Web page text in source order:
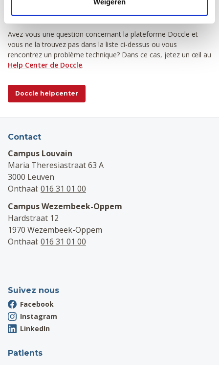
Help Center
Avez-vous une question concernant la plateforme Doccle et
vous ne la trouvez pas dans la liste ci-dessus ou vous
rencontrez un problème technique? Dans ce cas, jetez un œil au
Help Center de Doccle.
Doccle helpcenter
Contact
Campus Louvain
Maria Theresiastraat 63 A
3000 Leuven
Onthaal: 016 31 01 00
Campus Wezembeek-Oppem
Hardstraat 12
1970 Wezembeek-Oppem
Onthaal: 016 31 01 00
Suivez nous
Facebook
Instagram
LinkedIn
Patients